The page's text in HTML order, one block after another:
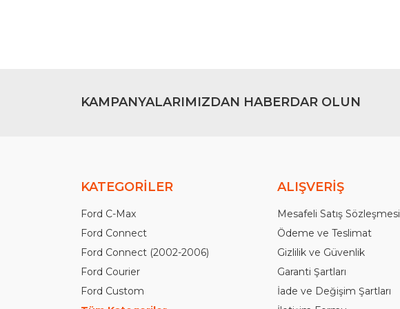
KAMPANYALARIMIZDAN HABERDAR OLUN
KATEGORİLER
Ford C-Max
Ford Connect
Ford Connect (2002-2006)
Ford Courier
Ford Custom
ALIŞVERİŞ
Mesafeli Satış Sözleşmesi
Ödeme ve Teslimat
Gizlilik ve Güvenlik
Garanti Şartları
İade ve Değişim Şartları